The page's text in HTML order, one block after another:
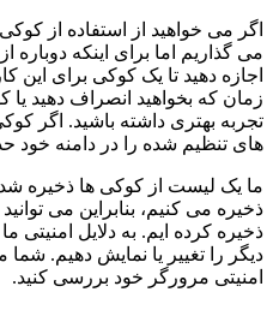
اگر می خواهید از استفاده از
می گذاریم اما برای اینکه دوباره
اجازه دهید تا یک کوکی برای این
زمان که بخواهید انصراف دهید یا
تجربه بهتری داشته باشید. اگر
های تنظیم شده را در دامنه خود
ما یک لیست از کوکی ها ذخیره
ذخیره می کنیم، بنابراین می
ذخیره کرده ایم. به دلایل امنیتی
دیگر را تغییر یا نمایش دهیم. شما
امنیتی مرورگر خود بررسی کنید.